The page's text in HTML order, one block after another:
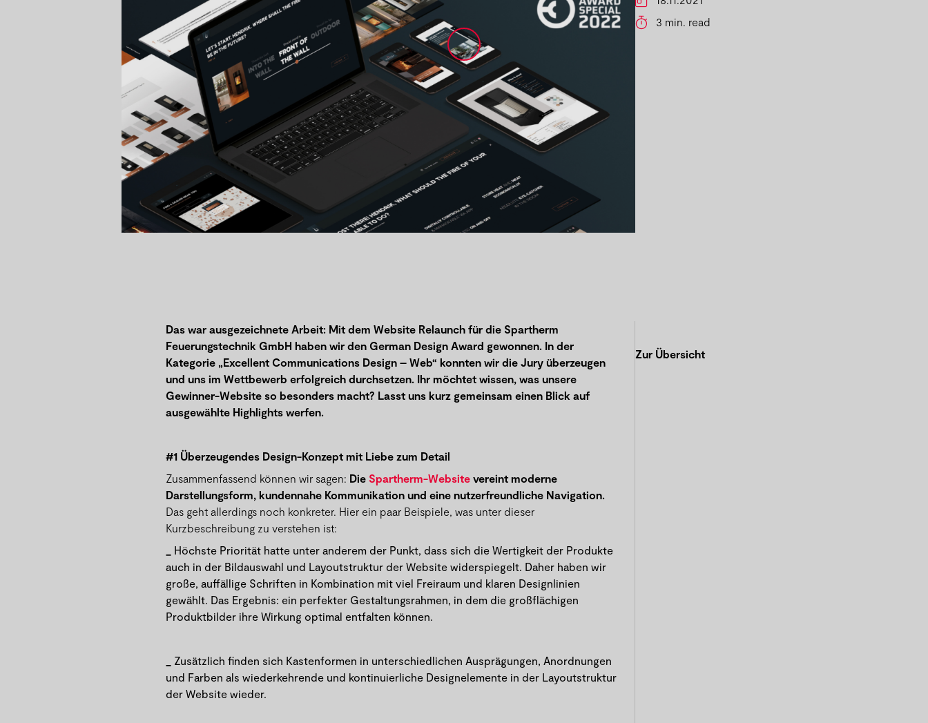
3 min. read
Das war ausgezeichnete Arbeit: Mit dem Website Relaunch für die Spartherm
Feuerungstechnik GmbH haben wir den German Design Award gewonnen. In der
Kategorie „Excellent Communications Design – Web“ konnten wir die Jury überzeugen
und uns im Wettbewerb erfolgreich durchsetzen. Ihr möchtet wissen, was unsere
Gewinner-Website so besonders macht? Lasst uns kurz gemeinsam einen Blick auf
ausgewählte Highlights werfen.
#1 Überzeugendes Design-Konzept mit Liebe zum Detail
Zusammenfassend können wir sagen: Die Spartherm-Website vereint moderne
Darstellungsform, kundennahe Kommunikation und eine nutzerfreundliche Navigation.
Das geht allerdings noch konkreter. Hier ein paar Beispiele, was unter dieser
Kurzbeschreibung zu verstehen ist:
Höchste Priorität hatte unter anderem der Punkt, dass sich die Wertigkeit der Produkte
auch in der Bildauswahl und Layoutstruktur der Website widerspiegelt. Daher haben wir
große, auffällige Schriften in Kombination mit viel Freiraum und klaren Designlinien
gewählt. Das Ergebnis: ein perfekter Gestaltungsrahmen, in dem die großflächigen
Produktbilder ihre Wirkung optimal entfalten können.
Zusätzlich finden sich Kastenformen in unterschiedlichen Ausprägungen, Anordnungen
und Farben als wiederkehrende und kontinuierliche Designelemente in der Layoutstruktur
der Website wieder.
Zur Übersicht